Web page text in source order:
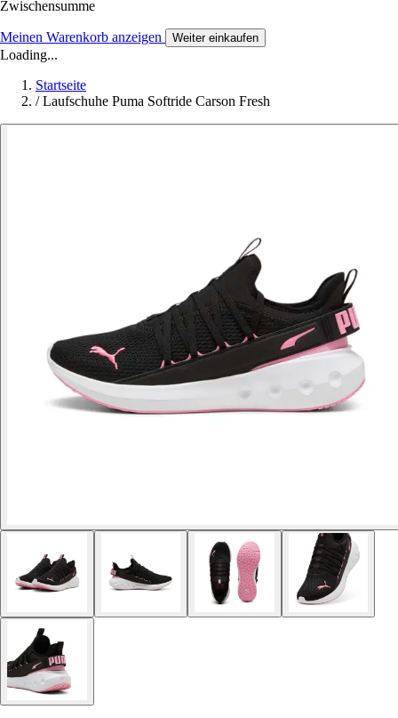
Zwischensumme
Meinen Warenkorb anzeigen Weiter einkaufen
Loading...
Startseite
/ Laufschuhe Puma Softride Carson Fresh